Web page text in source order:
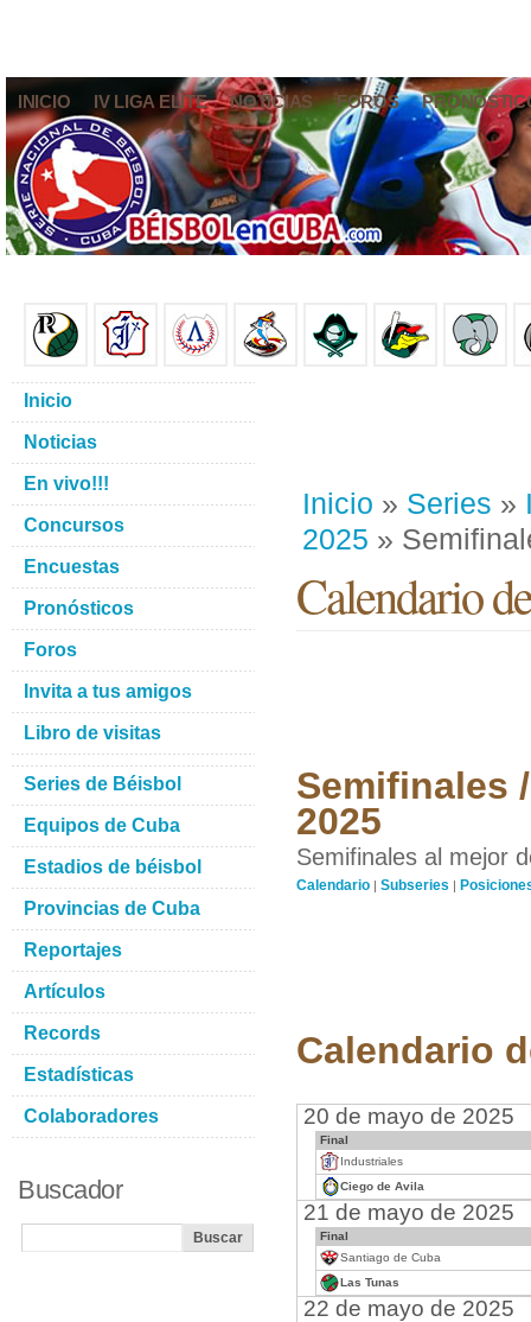
INICIO IV LIGA ELITE NOTICIAS FOROS
Inicio » Series »
2025 »
Calendario
Semifinales
2025
Semifinales al mejor
Calendario | Subseries |
Calendario
20 de mayo de 2025
Final
Industriales
Ciego de Avila
21 de mayo de 2025
Final
Santiago de Cuba
Las Tunas
22 de mayo de 2025
Inicio
Noticias
En vivo!!!
Concursos
Encuestas
Pronósticos
Foros
Invita a tus amigos
Libro de visitas
Series de Béisbol
Equipos de Cuba
Estadios de béisbol
Provincias de Cuba
Reportajes
Artículos
Records
Estadísticas
Colaboradores
Buscador